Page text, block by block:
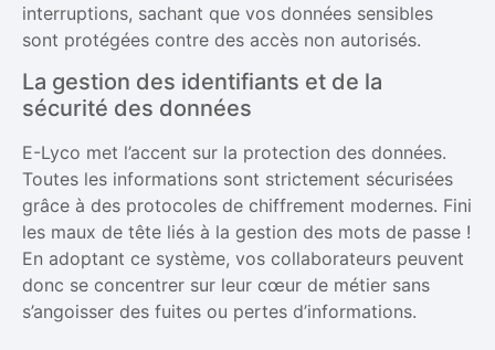
interruptions, sachant que vos données sensibles
sont protégées contre des accès non autorisés.
La gestion des identifiants et de la
sécurité des données
E-Lyco met l’accent sur la protection des données.
Toutes les informations sont strictement sécurisées
grâce à des protocoles de chiffrement modernes. Fini
les maux de tête liés à la gestion des mots de passe !
En adoptant ce système, vos collaborateurs peuvent
donc se concentrer sur leur cœur de métier sans
s’angoisser des fuites ou pertes d’informations.